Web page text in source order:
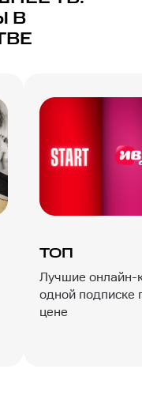
В
ТОП
Лучшие онлайн-
одной подписке
цене